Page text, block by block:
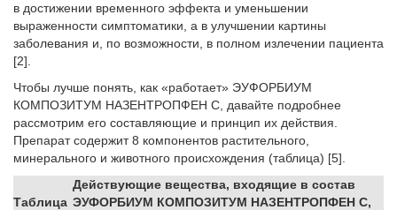
в достижении временного эффекта и уменьшении
выраженности симптоматики, а в улучшении картины
заболевания и, по возможности, в полном излечении пациента
[2].
Чтобы лучше понять, как «работает» ЭУФО­­Р­БИУМ
КОМПОЗИТУМ НА­­ЗЕНТРОПФЕН С, давайте подробнее
рассмотрим его составляющие и принцип их действия.
Препарат содержит 8 компонентов растительного,
минерального и животного происхождения (таблица) [5].
Таблица
Действующие вещества, входящие в состав
ЭУФОРБИУМ КОМПОЗИТУМ НАЗЕНТРОПФЕН С,